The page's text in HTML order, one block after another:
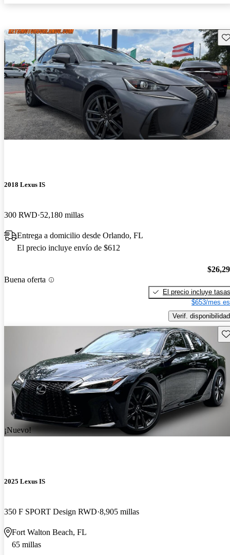
2018 Lexus IS
300 RWD 52,180 millas
Entrega a domicilio desde Orlando, FL
El precio incluye envío de $612
Buena oferta
El precio incluye tasas
$653/mes
Verif. disponibilidad
¡Nuevo!
2025 Lexus IS
350 F SPORT Design RWD 8,905 millas
Fort Walton Beach, FL
65 millas